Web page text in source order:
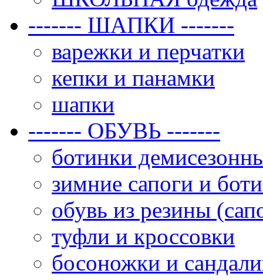
------- ШАПКИ -------
варежки и перчатки
кепки и панамки
шапки
------- ОБУВЬ -------
ботинки
зимние сапоги и
обувь из резины
туфли и кроссовки
босоножки и